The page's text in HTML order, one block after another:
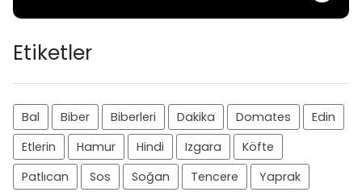
Etiketler
Bal Biber Biberleri Dakika Domates
Edin
Etlerin
Hamur Hindi Izgara
Köfte
Patlıcan
Sos Soğan Tencere
Yaprak